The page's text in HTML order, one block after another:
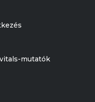
mutatók